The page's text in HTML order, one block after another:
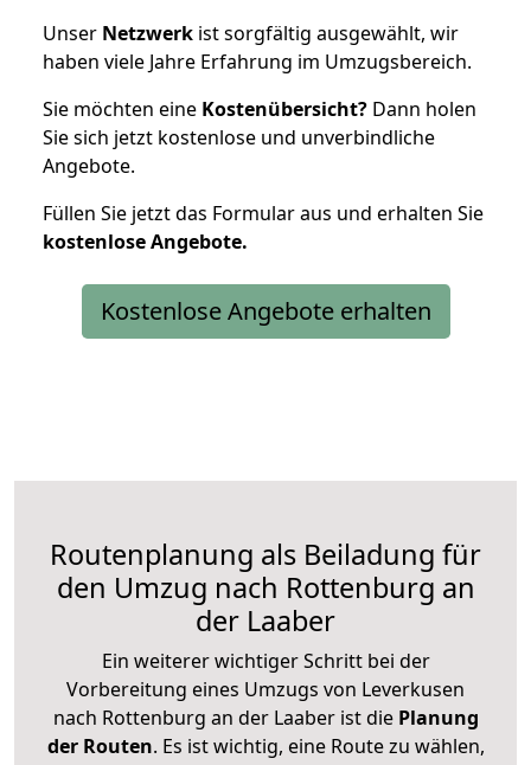
Unser Netzwerk ist sorgfältig ausgewählt, wir
haben viele Jahre Erfahrung im Umzugsbereich.
Sie möchten eine Kostenübersicht? Dann holen
Sie sich jetzt kostenlose und unverbindliche
Angebote.
Füllen Sie jetzt das Formular aus und erhalten Sie
kostenloseAngebote.
Kostenlose Angebote erhalten
Routenplanung als Beiladung für
den Umzug nach Rottenburg an
der Laaber
Ein weiterer wichtiger Schritt bei der
Vorbereitung eines Umzugs von Leverkusen
nach Rottenburg an der Laaber ist diePlanung
der Routen. Es ist wichtig, eine Route zu wählen,